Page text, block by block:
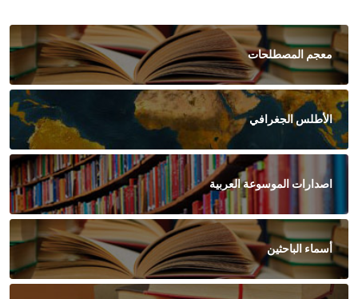
معجم المصطلحات
الأطلس الجغرافي
اصدارات الموسوعة العربية
أسماء الباحثين